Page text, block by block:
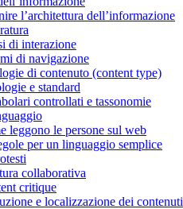
l’architettura dell’informazione
di interazione
di navigazione
di contenuto (content type)
e standard
controllati e tassonomie
leggono le persone sul web
per un linguaggio semplice
collaborativa
critique
e localizzazione dei contenuti